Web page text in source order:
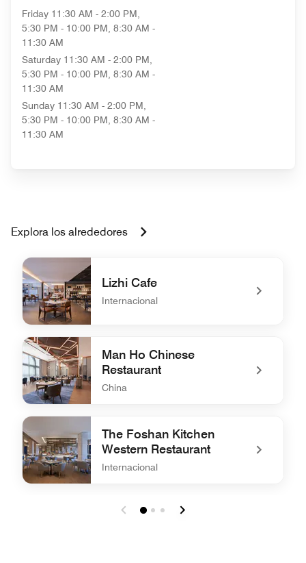
Friday 11:30 AM - 2:00 PM,
5:30 PM - 10:00 PM, 8:30 AM -
11:30 AM
Saturday 11:30 AM - 2:00 PM,
5:30 PM - 10:00 PM, 8:30 AM -
11:30 AM
Sunday 11:30 AM - 2:00 PM,
5:30 PM - 10:00 PM, 8:30 AM -
11:30 AM
Explora los alrededores
Lizhi Cafe
Internacional
undefined Lizhi Cafe
Man Ho Chinese
Restaurant
China
undefined Man Ho Chinese Restaurant
The Foshan Kitchen
Western Restaurant
Internacional
undefined The Foshan Kitchen Western Restaurant